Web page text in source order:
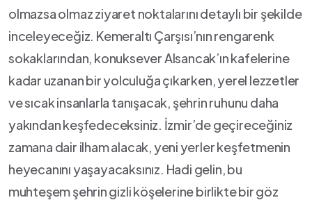
olmazsa olmaz ziyaret noktalarını detaylı ‌bir şekilde
inceleyeceğiz. Kemeraltı‌ Çarşısı’nın⁢ rengarenk
sokaklarından,‌ konuksever Alsancak’ın kafelerine
kadar ⁣uzanan⁤ bir yolculuğa çıkarken, yerel lezzetler
ve sıcak ‍insanlarla tanışacak, şehrin ruhunu daha
yakından keşfedeceksiniz.⁢ İzmir’de geçireceğiniz
zamana dair ilham alacak, ​yeni⁢ yerler keşfetmenin
heyecanını yaşayacaksınız. Hadi gelin, bu
⁢muhteşem şehrin ⁢gizli köşelerine birlikte bir göz⁣